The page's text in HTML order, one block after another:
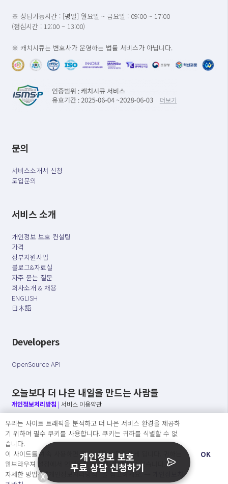
※ 상담가능시간 : [평일] 월요일 ~ 금요일 : 09:00 ~ 17:00
(점심시간 : 12:00 ~ 13:00)
※ 캐치시큐는 변호사가 운영하는 법률 서비스가 아닙니다.
문의
서비스소개서 신청
도입문의
서비스 소개
개인정보 보호 컨설팅
가격
정부지원사업
블로그&자료실
자주 묻는 질문
회사소개 & 채용
ENGLISH
日本語
Developers
OpenSource API
오늘보다 더 나은 내일을 만드는 사람들
개인정보처리방침 | 서비스 이용약관
○ 개인정보보호 컴플라이언스를 선도하겠습니다.
○ 정보주체의 권리를 보장하겠습니다.
○ 기업의 개인정보보호를 위한 효율적 관리를 보장하겠습니다.
Copyright Ⓒ
우리는 사이트 트래픽을 분석하고 더 나은 서비스 환경을 제공하
기 위하여 필수 쿠키를 사용합니다. 쿠키는 귀하를 식별할 수 없
습니다.
이 사이트를 계속 사용하면 쿠키 사용에 동의하게 됩니다. 귀하는
웹브라우져 설정에서 언제든지 쿠키를 삭제 할 수있습니다.
자세한 방법은 “개인정보처리방침” 을 참고하세요. →
OK
X
개인정보 보호
무료 상담 신청하기